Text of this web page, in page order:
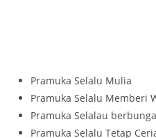
Pramuka Selalu Mulia
Pramuka Selalu Memberi
Pramuka Selalau
Pramuka Selalu Tetap